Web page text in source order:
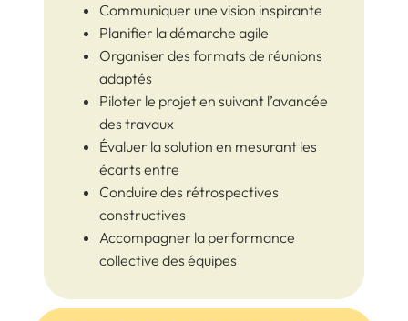
Communiquer une vision inspirante
Planifier la démarche agile
Organiser des formats de réunions
adaptés
Piloter le projet en suivant l’avancée
des travaux
Évaluer la solution en mesurant les
écarts entre
Conduire des rétrospectives
constructives
Accompagner la performance
collective des équipes